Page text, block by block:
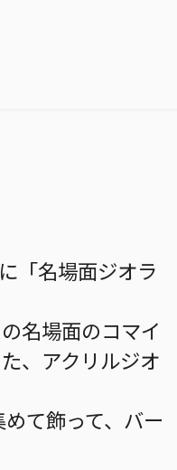
「名場面ジオラ
名場面のコマイ
、アクリルジオ
て飾って、バー